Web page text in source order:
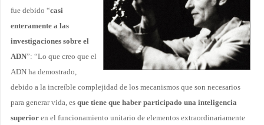
fue debido “casi
enteramente a las
investigaciones sobre el
ADN”: “Lo que creo que el
ADN ha demostrado,
debido a la increíble complejidad de los mecanismos que son necesarios
para generar vida, es que tiene que haber participado una inteligencia
superior en el funcionamiento unitario de elementos extraordinariamente